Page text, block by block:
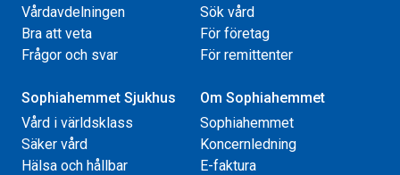
Vårdavdelningen
Bra att veta
Frågor och svar
Sök vård
För företag
För remittenter
Sophiahemmet Sjukhus
Vård i världsklass
Säker vård
Hälsa och hållbar
Om Sophiahemmet
Sophiahemmet
Koncernledning
E-faktura